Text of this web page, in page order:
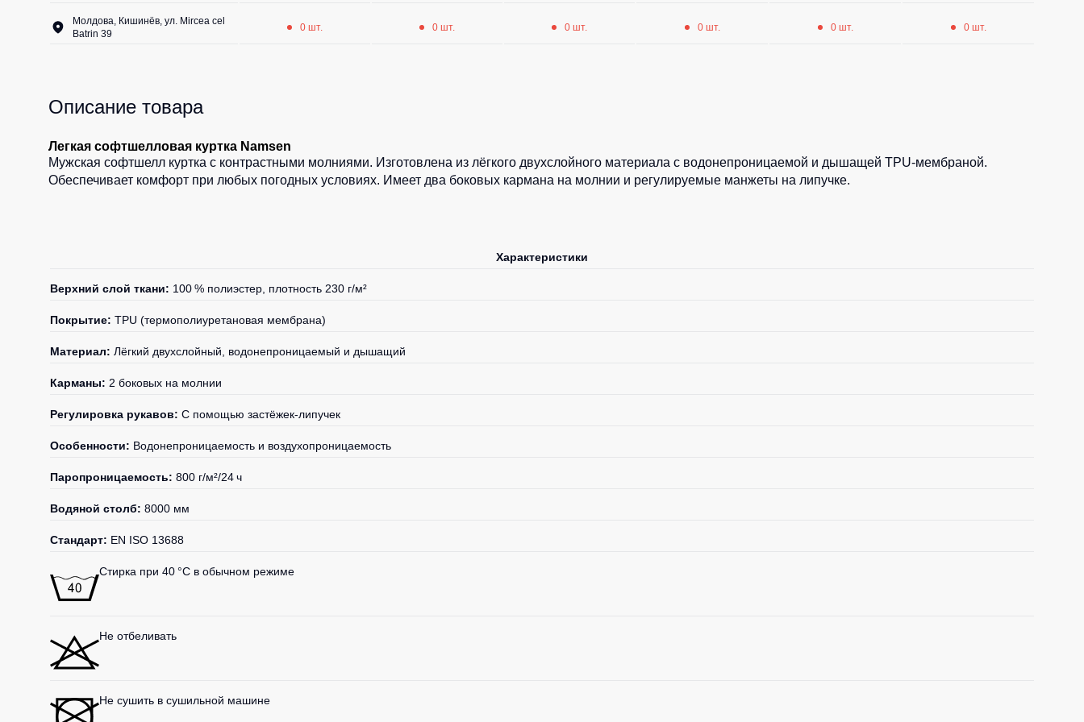
Молдова, Кишинёв, ул. Mircea cel
Batrin 39
0 шт. 0 шт. 0 шт. 0 шт. 0 шт. 0 шт.
Описание товара
Легкая софтшелловая куртка Namsen
Мужская софтшелл куртка с контрастными молниями. Изготовлена из лёгкого двухслойного материала с водонепроницаемой и дышащей TPU-мембраной.
Обеспечивает комфорт при любых погодных условиях. Имеет два боковых кармана на молнии и регулируемые манжеты на липучке.
Характеристики
Верхний слой ткани: 100 % полиэстер, плотность 230 г/м²
Покрытие: TPU (термополиуретановая мембрана)
Материал: Лёгкий двухслойный, водонепроницаемый и дышащий
Карманы: 2 боковых на молнии
Регулировка рукавов: С помощью застёжек-липучек
Особенности: Водонепроницаемость и воздухопроницаемость
Паропроницаемость: 800 г/м²/24 ч
Водяной столб: 8000 мм
Стандарт: EN ISO 13688
Стирка при 40 °C в обычном режиме
Не отбеливать
Не сушить в сушильной машине